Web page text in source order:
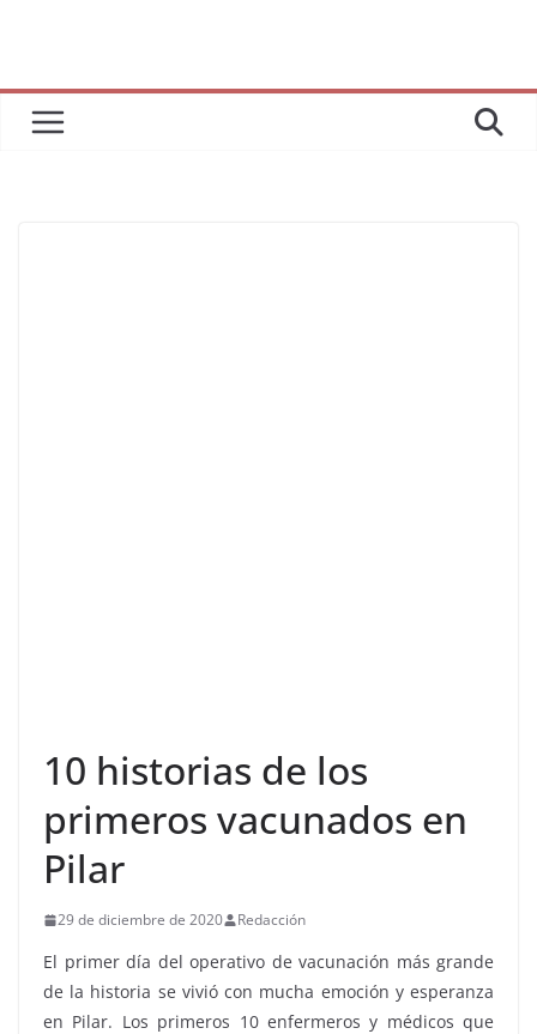
10 historias de los
primeros vacunados en
Pilar
29 de diciembre de 2020 Redacción
El primer día del operativo de vacunación más grande
de la historia se vivió con mucha emoción y esperanza
en Pilar. Los primeros 10 enfermeros y médicos que